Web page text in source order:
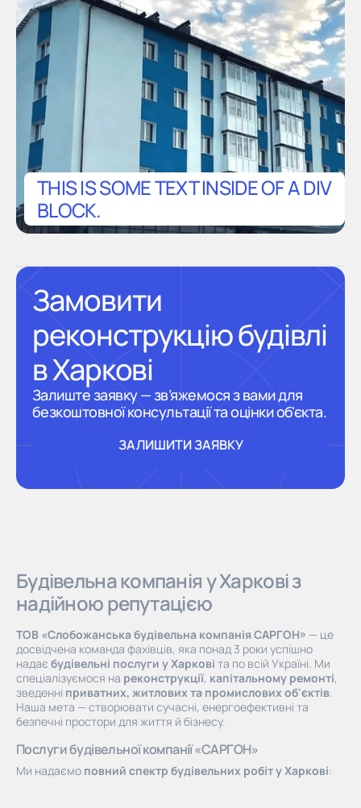
THIS IS SOME TEXT INSIDE OF A DIV
BLOCK.
Замовити
реконструкцію будівлі
в Харкові
Залиште заявку — зв’яжемося з вами для
безкоштовної консультації та оцінки об'єкта.
ЗАЛИШИТИ ЗАЯВКУ
Будівельна компанія у Харкові з
надійною репутацією
ТОВ «Слобожанська будівельна компанія САРГОН» — це
досвідчена команда фахівців, яка понад 3 роки успішно
надає будівельні послуги у Харкові та по всій Україні. Ми
спеціалізуємося на реконструкції, капітальному ремонті,
зведенні приватних, житлових та промислових об'єктів.
Наша мета — створювати сучасні, енергоефективні та
безпечні простори для життя й бізнесу.
Послуги будівельної компанії «САРГОН»
Ми надаємо повний спектр будівельних робіт у Харкові: